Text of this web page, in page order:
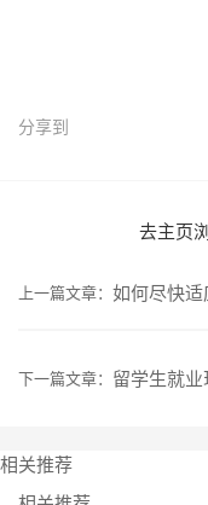
分享到
去主页
上一篇文章： 如何尽快
下一篇文章： 留学生就
相关推荐